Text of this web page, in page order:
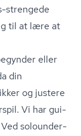
strengede
til at lære at
eller
din
og justere
Vi har gu­i­
Ved so­lo­un­der­